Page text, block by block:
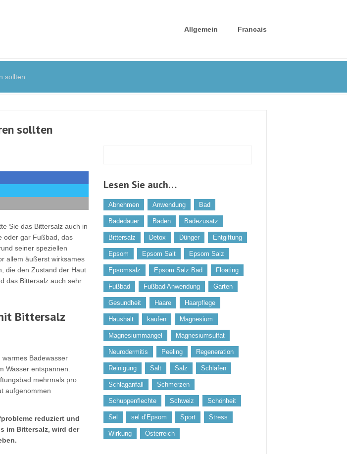
Allgemein Francais
sollten
sollten
Sie das Bittersalz auch in
oder gar Fußbad, das
seiner speziellen
allem äußerst wirksames
die den Zustand der Haut
das Bittersalz auch sehr
Bittersalz
Badewasser
Wasser entspannen.
mehrmals pro
aufgenommen
reduziert und
im Bittersalz, wird der
Lesen Sie auch…
Abnehmen Anwendung Bad
Badedauer Baden Badezusatz
Bittersalz Detox Dünger Entgiftung
Epsom Epsom Salt Epsom Salz
Epsomsalz Epsom Salz Bad Floating
Fußbad Fußbad Anwendung Garten
Gesundheit Haare Haarpflege
Haushalt kaufen Magnesium
Magnesiummangel Magnesiumsulfat
Neurodermitis Peeling Regeneration
Reinigung Salt Salz Schlafen
Schlaganfall Schmerzen
Schuppenflechte Schweiz Schönheit
Sel sel d’Epsom Sport Stress
Wirkung Österreich